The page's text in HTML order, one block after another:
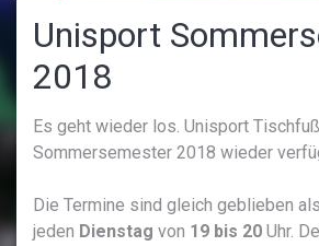
Unisport
2018
Es geht wieder los. Unisport
Sommersemester 2018 wieder
Die Termine sind gleich geblieben
jeden Dienstag von 19 bis 20 Uhr.